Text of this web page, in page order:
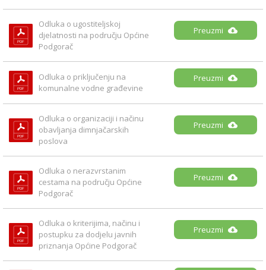
Odluka o ugostiteljskoj
djelatnosti na području Općine
Podgorač
Preuzmi
Odluka o priključenju na
komunalne vodne građevine
Preuzmi
Odluka o organizaciji i načinu
obavljanja dimnjačarskih
poslova
Preuzmi
Odluka o nerazvrstanim
cestama na području Općine
Podgorač
Preuzmi
Odluka o kriterijima, načinu i
postupku za dodjelu javnih
priznanja Općine Podgorač
Preuzmi